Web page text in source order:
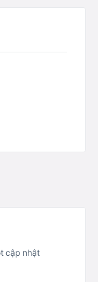
cập nhật